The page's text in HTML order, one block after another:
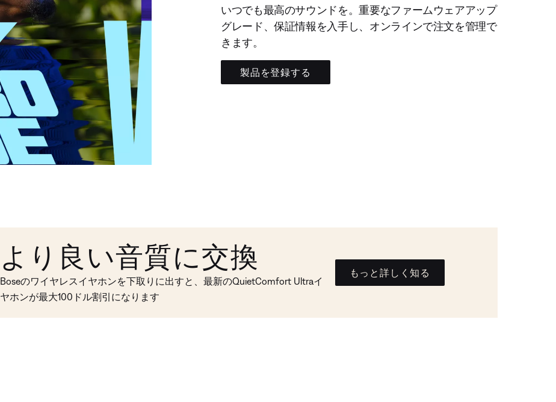
いつでも最高のサウンドを。重要なファームウェアアップ
グレード、保証情報を入手し、オンラインで注文を管理で
きます。
製品を登録する
より良い音質に交換
Boseのワイヤレスイヤホンを下取りに出すと、最新のQuietComfort Ultraイ
ヤホンが最大100ドル割引になります
もっと詳しく知る